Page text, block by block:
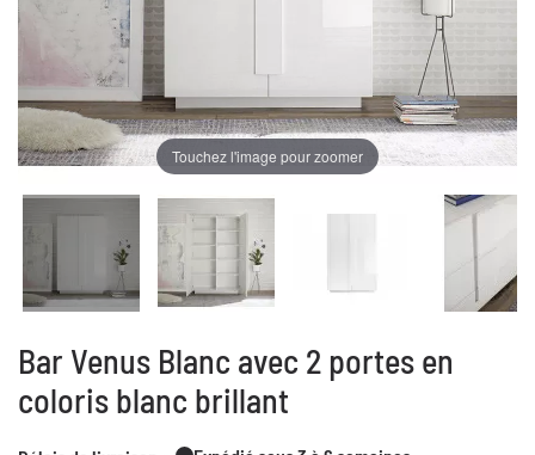
Touchez l'image pour zoomer
Bar Venus Blanc avec 2 portes en
coloris blanc brillant